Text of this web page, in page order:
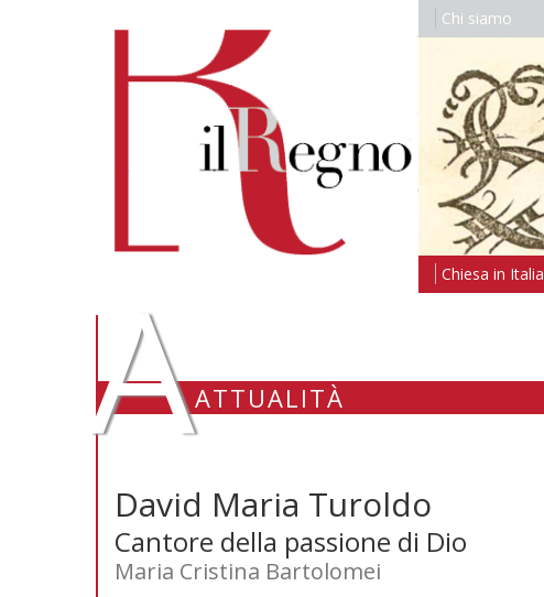
Chi siamo
Chiesa in Italia
AATTUALITÀ
David Maria Turoldo
Cantore della passione di Dio
Maria Cristina Bartolomei